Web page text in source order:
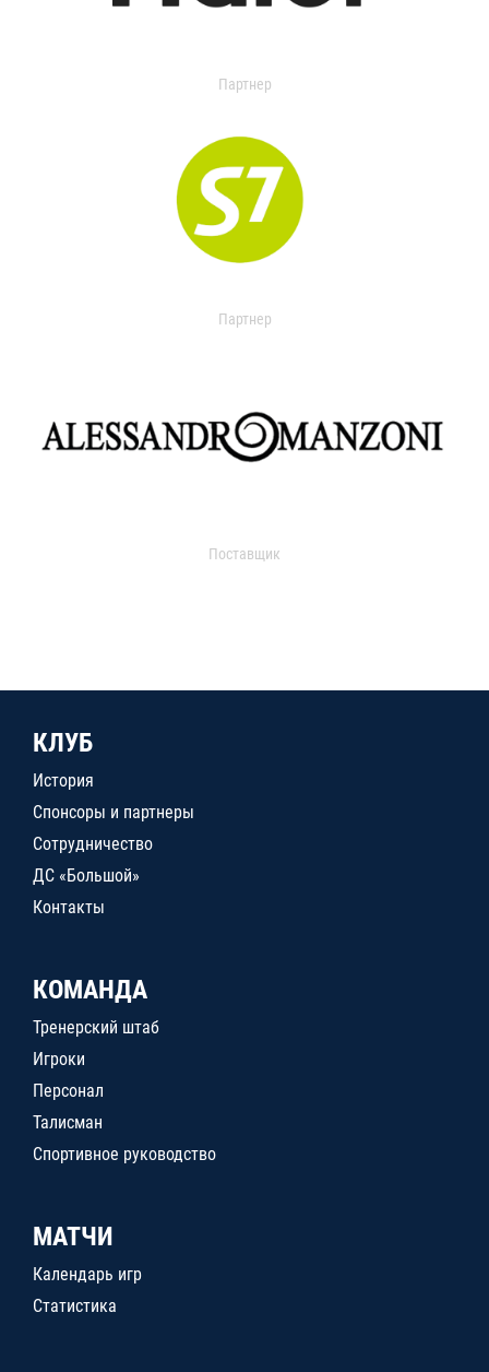
Партнер
Партнер
Поставщик
КЛУБ
История
Спонсоры и партнеры
Сотрудничество
ДС «Большой»
Контакты
КОМАНДА
Тренерский штаб
Игроки
Персонал
Талисман
Спортивное руководство
МАТЧИ
Календарь игр
Статистика